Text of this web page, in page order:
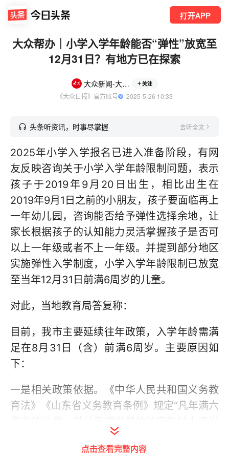
打开APP
大众帮办｜小学入学年龄能否“弹性”放宽至
12月31日？有地方已在探索
大众新闻-大众日报 关注
《大众日报》官方账号
  2025-5-26 10:33
头条听资讯，时事尽掌握 去听全文
2025年小学入学报名已进入准备阶段，有网
友反映咨询关于小学入学年龄限制问题，表示
孩子于2019年9月20日出生，相比出生在
2019年9月1日之前的小朋友，孩子要面临再上
一年幼儿园，咨询能否给予弹性选择余地，让
家长根据孩子的认知能力灵活掌握孩子是否可
以上一年级或者不上一年级。并提到部分地区
实施弹性入学制度，小学入学年龄限制已放宽
至当年12月31日前满6周岁的儿童‌。
对此，当地教育局答复称：
目前，我市主要延续往年政策，入学年龄需满
足在8月31日（含）前满6周岁。主要原因如
下：
一是相关政策依据。《中华人民共和国义务教
育法》《山东省义务教育条例》规定“凡年满六
送其入学接受并完成义务教育。”教育部办公厅
《关于做好2017年义务教育招生入学工作的通
点击查看完整内容